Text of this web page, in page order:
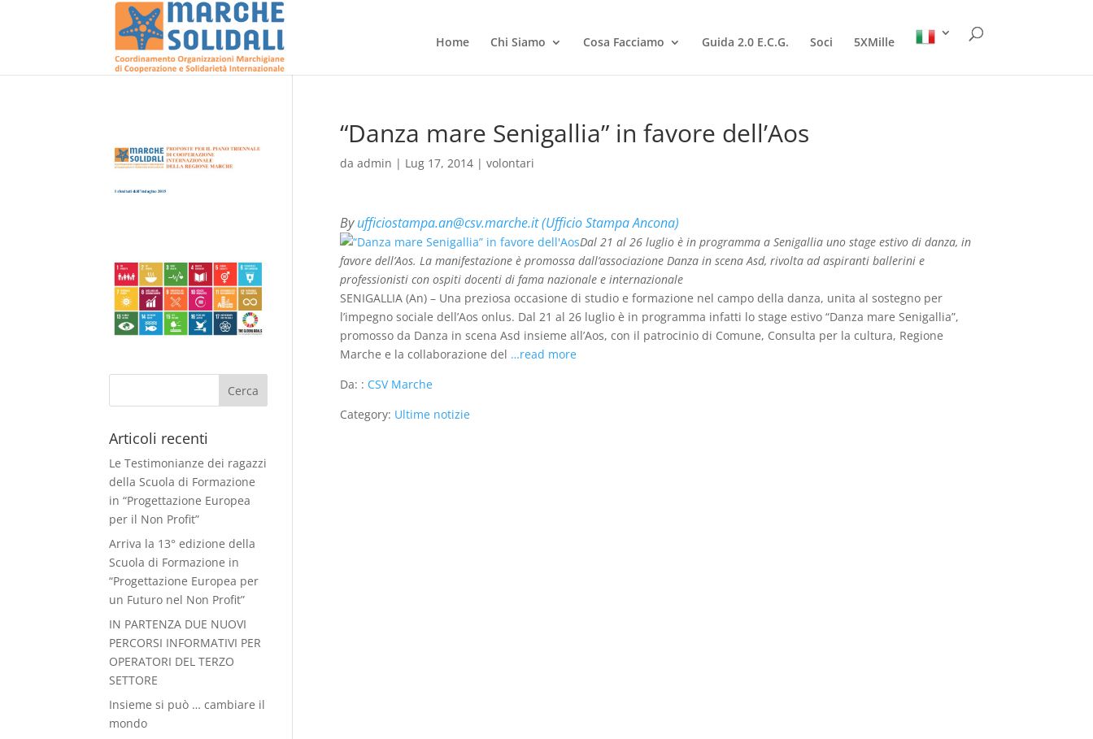
Home Chi Siamo Cosa Facciamo Guida 2.0 E.C.G. Soci 5XMille
“Danza mare Senigallia” in favore dell’Aos
da admin | Lug 17, 2014| volontari
Byufficiostampa.an@csv.marche.it (Ufficio Stampa Ancona)
Dal 21 al 26 luglio è in programma a Senigallia uno stage estivo di danza, in
favore dell’Aos. La manifestazione è promossa dall’associazione Danza in scena Asd, rivolta ad aspiranti ballerini e
professionisti con ospiti docenti di fama nazionale e internazionale
SENIGALLIA (An) – Una preziosa occasione di studio e formazione nel campo della danza, unita al sostegno per
l’impegno sociale dell’Aos onlus. Dal 21 al 26 luglio è in programma infatti lo stage estivo “Danza mare Senigallia”,
promosso da Danza in scena Asd insieme all’Aos, con il patrocinio di Comune, Consulta per la cultura, Regione
Marche e la collaborazione del …read more
Da: : CSV Marche
Category: Ultime notizie
Articoli recenti
Le Testimonianze dei ragazzi
della Scuola di Formazione
in “Progettazione Europea
per il Non Profit”
Arriva la 13° edizione della
Scuola di Formazione in
“Progettazione Europea per
un Futuro nel Non Profit”
IN PARTENZA DUE NUOVI
PERCORSI INFORMATIVI PER
OPERATORI DEL TERZO
SETTORE
Insieme si può … cambiare il
mondo